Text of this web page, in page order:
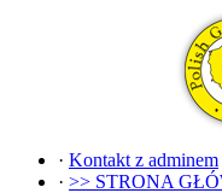
· Kontakt z adminem
· >> STRONA